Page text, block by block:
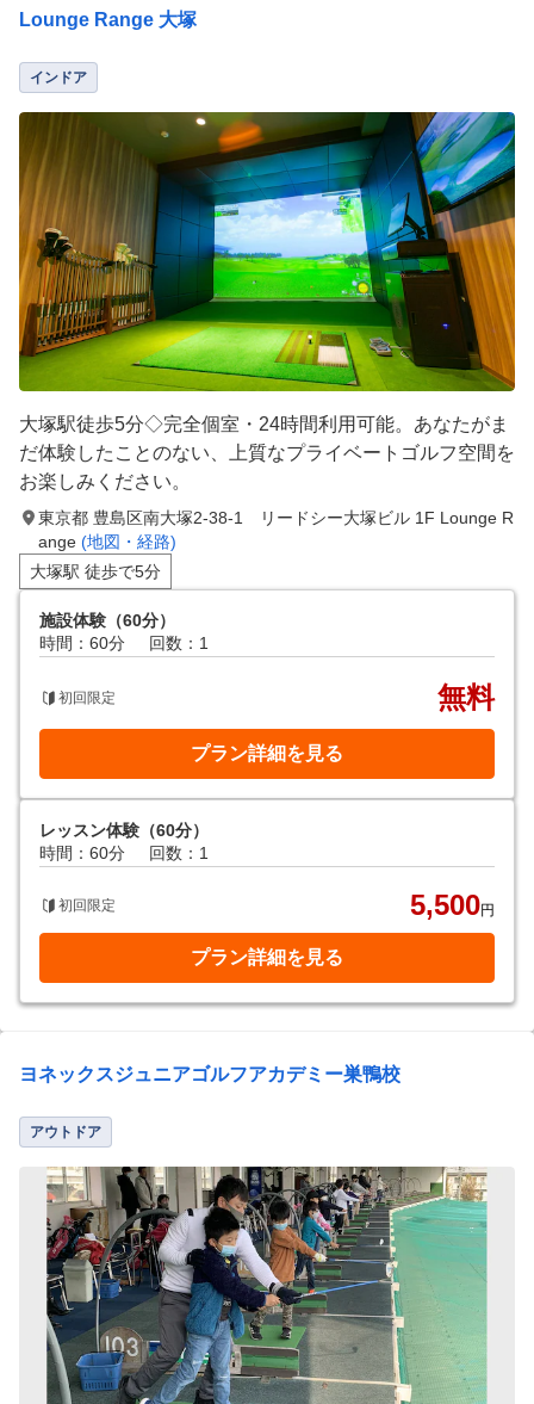
Lounge Range 大塚
インドア
大塚駅徒歩5分◇完全個室・24時間利用可能。あなたがま
だ体験したことのない、上質なプライベートゴルフ空間を
お楽しみください。
東京都 豊島区南⼤塚2-38-1 リードシー⼤塚ビル 1F Lounge R
ange (地図・経路)
大塚駅 徒歩で5分
施設体験（60分）
時間：60分
回数：1
初回限定 無料
プラン詳細を見る
レッスン体験（60分）
時間：60分
回数：1
初回限定 5,500円
プラン詳細を見る
ヨネックスジュニアゴルフアカデミー巣鴨校
アウトドア